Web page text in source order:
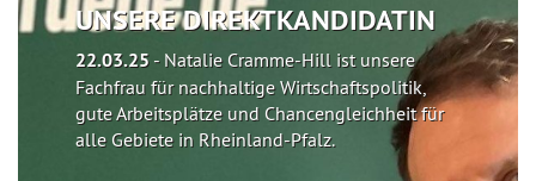
UNSERE DIREKTKANDIDATIN
22.03.25 - Natalie Cramme-Hill ist unsere
Fachfrau für nachhaltige Wirtschaftspolitik,
gute Arbeitsplätze und Chancengleichheit für
alle Gebiete in Rheinland-Pfalz.